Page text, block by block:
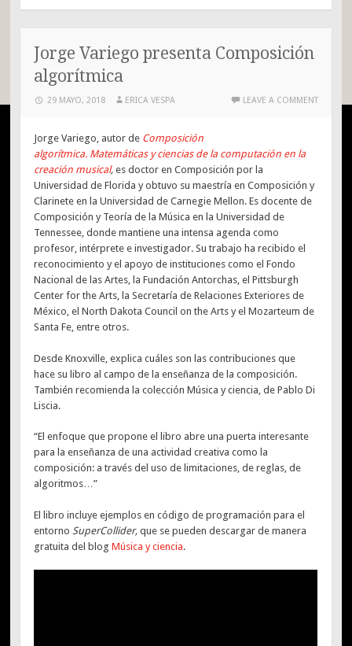
Jorge Variego presenta Composición
algorítmica
29 MAYO, 2018 ERICA VESPA LEAVE A COMMENT
Jorge Variego, autor de Composición
algorítmica. Matemáticas y ciencias de la computación en la
creación musical, es doctor en Composición por la
Universidad de Florida y obtuvo su maestría en Composición y
Clarinete en la Universidad de Carnegie Mellon. Es docente de
Composición y Teoría de la Música en la Universidad de
Tennessee, donde mantiene una intensa agenda como
profesor, intérprete e investigador. Su trabajo ha recibido el
reconocimiento y el apoyo de instituciones como el Fondo
Nacional de las Artes, la Fundación Antorchas, el Pittsburgh
Center for the Arts, la Secretaría de Relaciones Exteriores de
México, el North Dakota Council on the Arts y el Mozarteum de
Santa Fe, entre otros.
Desde Knoxville, explica cuáles son las contribuciones que
hace su libro al campo de la enseñanza de la composición.
También recomienda la colección Música y ciencia, de Pablo Di
Liscia.
“El enfoque que propone el libro abre una puerta interesante
para la enseñanza de una actividad creativa como la
composición: a través del uso de limitaciones, de reglas, de
algoritmos…”
El libro incluye ejemplos en código de programación para el
entorno SuperCollider,que se pueden descargar de manera
gratuita del blogMúsica y ciencia.